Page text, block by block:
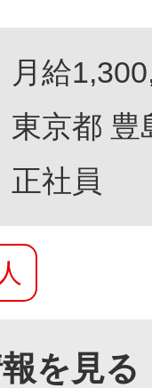
月給
東京都 豊
正社員
を見る